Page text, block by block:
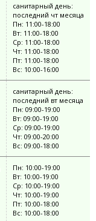
санитарный день:
последний чт месяца
Пн: 11:00-18:00
Вт: 11:00-18:00
Ср: 11:00-18:00
Чт: 11:00-18:00
Пт: 11:00-18:00
Вс: 10:00-16:00
санитарный день:
последний вт месяца
Пн: 09:00-19:00
Вт: 09:00-19:00
Ср: 09:00-19:00
Чт: 09:00-20:00
Вс: 09:00-18:00
Пн: 10:00-19:00
Вт: 10:00-19:00
Ср: 10:00-19:00
Чт: 10:00-19:00
Пт: 10:00-18:00
Вс: 10:00-18:00